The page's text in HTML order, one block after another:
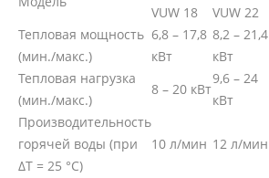
VUW 18
VUW 22
Тепловая мощность
(мин./макс.)
6,8 – 17,8
кВт
8,2 – 21,4
кВт
Тепловая нагрузка
(мин./макс.)
8 – 20 кВт
9,6 – 24
кВт
Производительность
горячей воды (при
ΔT = 25 °C)
10 л/мин 12 л/мин